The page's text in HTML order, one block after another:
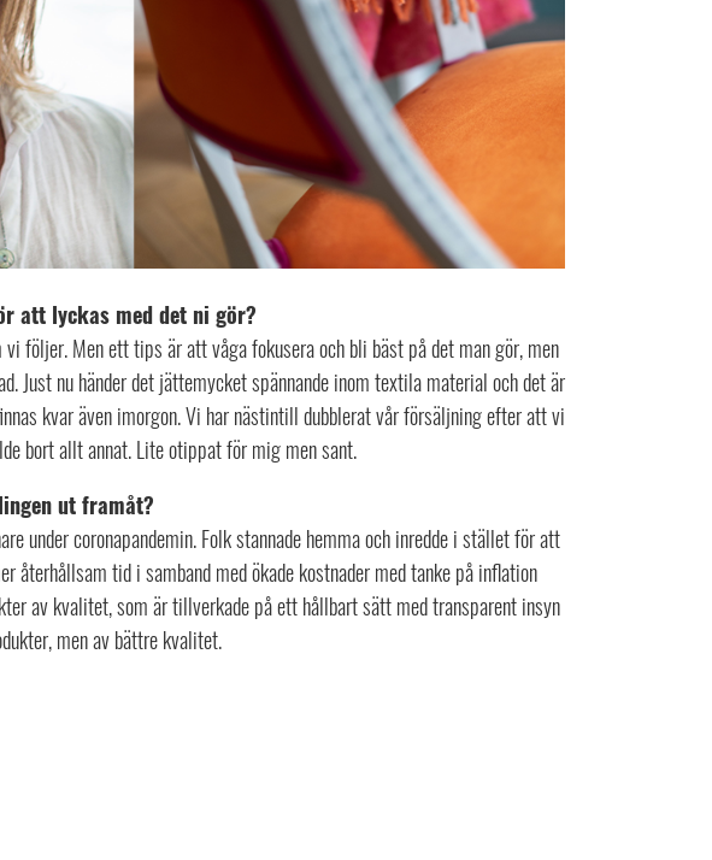
att lyckas med det ni gör?
följer. Men ett tips är att våga fokusera och bli bäst på det man gör, men
Just nu händer det jättemycket spännande inom textila material och det är
kvar även imorgon. Vi har nästintill dubblerat vår försäljning efter att vi
bort allt annat. Lite otippat för mig men sant.
ut framåt?
under coronapandemin. Folk stannade hemma och inredde i stället för att
återhållsam tid i samband med ökade kostnader med tanke på inflation
av kvalitet, som är tillverkade på ett hållbart sätt med transparent insyn
men av bättre kvalitet.